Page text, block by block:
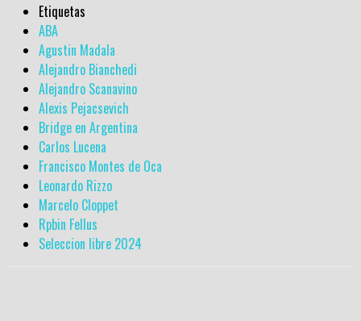
Etiquetas
ABA
Agustin Madala
Alejandro Bianchedi
Alejandro Scanavino
Alexis Pejacsevich
Bridge en Argentina
Carlos Lucena
Francisco Montes de Oca
Leonardo Rizzo
Marcelo Cloppet
Rpbin Fellus
Seleccion libre 2024